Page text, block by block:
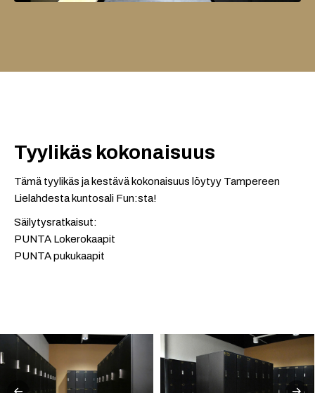
Tyylikäs kokonaisuus
Tämä tyylikäs ja kestävä kokonaisuus löytyy Tampereen
Lielahdesta kuntosali Fun:sta!
Säilytysratkaisut:
PUNTA Lokerokaapit
PUNTA pukukaapit